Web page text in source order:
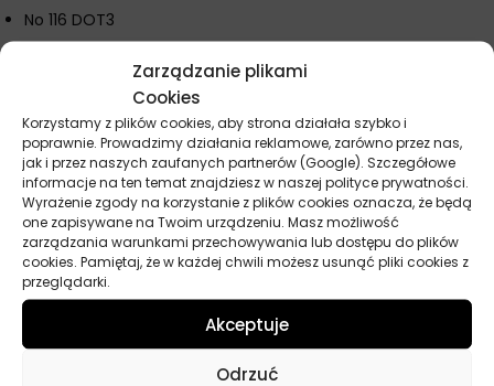
Zarządzanie plikami
Cookies
Korzystamy z plików cookies, aby strona działała szybko i
poprawnie. Prowadzimy działania reklamowe, zarówno przez nas,
jak i przez naszych zaufanych partnerów (Google). Szczegółowe
informacje na ten temat znajdziesz w naszej polityce prywatności.
Wyrażenie zgody na korzystanie z plików cookies oznacza, że będą
one zapisywane na Twoim urządzeniu. Masz możliwość
zarządzania warunkami przechowywania lub dostępu do plików
cookies. Pamiętaj, że w każdej chwili możesz usunąć pliki cookies z
przeglądarki.
Akceptuje
Odrzuć
No 116 DOT3
ISO 4925
Współczesne układy hamulcowe wymagają płynów o
doskonałych właściwościach, które zapewniają optymalne
hamowanie. K2 R3 jest doskonałym wyborem dla tych, którzy
oczekują wydajności i niezawodności w każdych warunkach.
Dzięki K2 R3 możesz być pewny, że Twój układ hamulcowy
będzie działać poprawnie, niezależnie od warunków.
Parametry techniczne